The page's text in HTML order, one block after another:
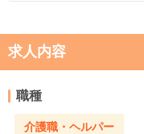
求人内容
職種
介護職・ヘルパー